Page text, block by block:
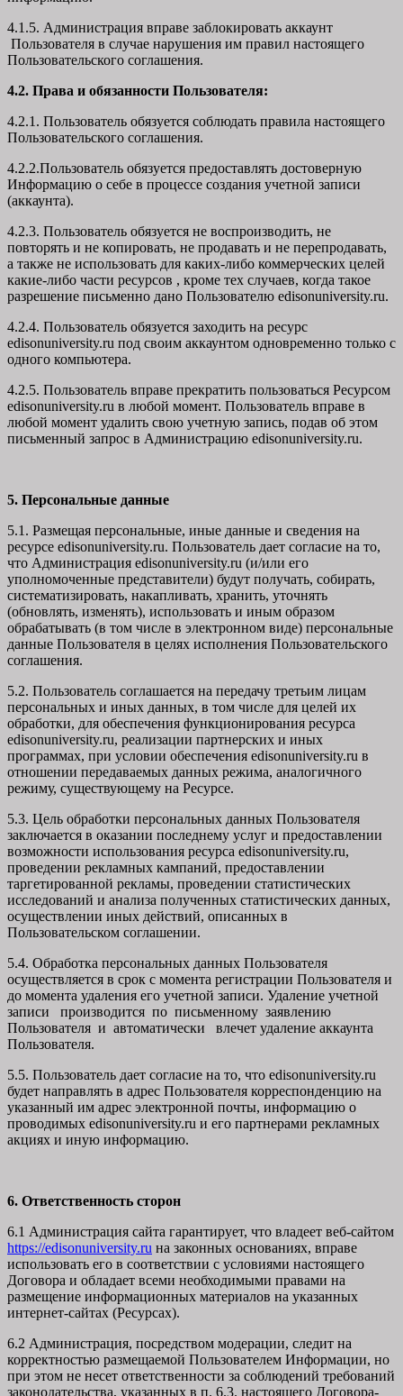
4.1.5. Администрация вправе заблокировать аккаунт
Пользователя в случае нарушения им правил настоящего
Пользовательского соглашения.
4.2. Права и обязанности Пользователя:
4.2.1. Пользователь обязуется соблюдать правила настоящего
Пользовательского соглашения.
4.2.2.Пользователь обязуется предоставлять достоверную
Информацию о себе в процессе создания учетной записи
(аккаунта).
4.2.3. Пользователь обязуется не воспроизводить, не
повторять и не копировать, не продавать и не перепродавать,
а также не использовать для каких-либо коммерческих целей
какие-либо части ресурсов , кроме тех случаев, когда такое
разрешение письменно дано Пользователю edisonuniversity.ru.
4.2.4. Пользователь обязуется заходить на ресурс
edisonuniversity.ru под своим аккаунтом одновременно только с
одного компьютера.
4.2.5. Пользователь вправе прекратить пользоваться Ресурсом
edisonuniversity.ru в любой момент. Пользователь вправе в
любой момент удалить свою учетную запись, подав об этом
письменный запрос в Администрацию edisonuniversity.ru.
5. Персональные данные
5.1. Размещая персональные, иные данные и сведения на
ресурсе edisonuniversity.ru. Пользователь дает согласие на то,
что Администрация edisonuniversity.ru (и/или его
уполномоченные представители) будут получать, собирать,
систематизировать, накапливать, хранить, уточнять
(обновлять, изменять), использовать и иным образом
обрабатывать (в том числе в электронном виде) персональные
данные Пользователя в целях исполнения Пользовательского
соглашения.
5.2. Пользователь соглашается на передачу третьим лицам
персональных и иных данных, в том числе для целей их
обработки, для обеспечения функционирования ресурса
edisonuniversity.ru, реализации партнерских и иных
программах, при условии обеспечения edisonuniversity.ru в
отношении передаваемых данных режима, аналогичного
режиму, существующему на Ресурсе.
5.3. Цель обработки персональных данных Пользователя
заключается в оказании последнему услуг и предоставлении
возможности использования ресурса edisonuniversity.ru,
проведении рекламных кампаний, предоставлении
таргетированной рекламы, проведении статистических
исследований и анализа полученных статистических данных,
осуществлении иных действий, описанных в
Пользовательском соглашении.
5.4. Обработка персональных данных Пользователя
осуществляется в срок с момента регистрации Пользователя и
до момента удаления его учетной записи. Удаление учетной
записи производится по письменному заявлению
Пользователя и автоматически влечет удаление аккаунта
Пользователя.
5.5. Пользователь дает согласие на то, что edisonuniversity.ru
будет направлять в адрес Пользователя корреспонденцию на
указанный им адрес электронной почты, информацию о
проводимых edisonuniversity.ru и его партнерами рекламных
акциях и иную информацию.
6. Ответственность сторон
6.1 Администрация сайта гарантирует, что владеет веб-сайтом
https://edisonuniversity.ru на законных основаниях, вправе
использовать его в соответствии с условиями настоящего
Договора и обладает всеми необходимыми правами на
размещение информационных материалов на указанных
интернет-сайтах (Ресурсах).
6.2 Администрация, посредством модерации, следит на
корректностью размещаемой Пользователем Информации, но
при этом не несет ответственности за соблюдений требований
законодательства, указанных в п. 6.3. настоящего Договора-